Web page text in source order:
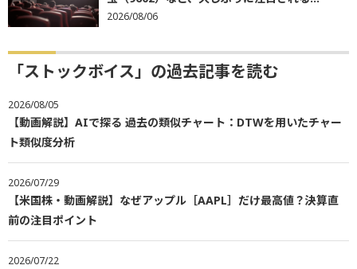
2026/08/06
「ストックボイス」の過去記事を読む
2026/08/05
【動画解説】AIで探る 過去の類似チャート：DTWを用いたチャー
ト類似度分析
2026/07/29
【米国株・動画解説】なぜアップル［AAPL］だけ最高値？決算直
前の注目ポイント
2026/07/22